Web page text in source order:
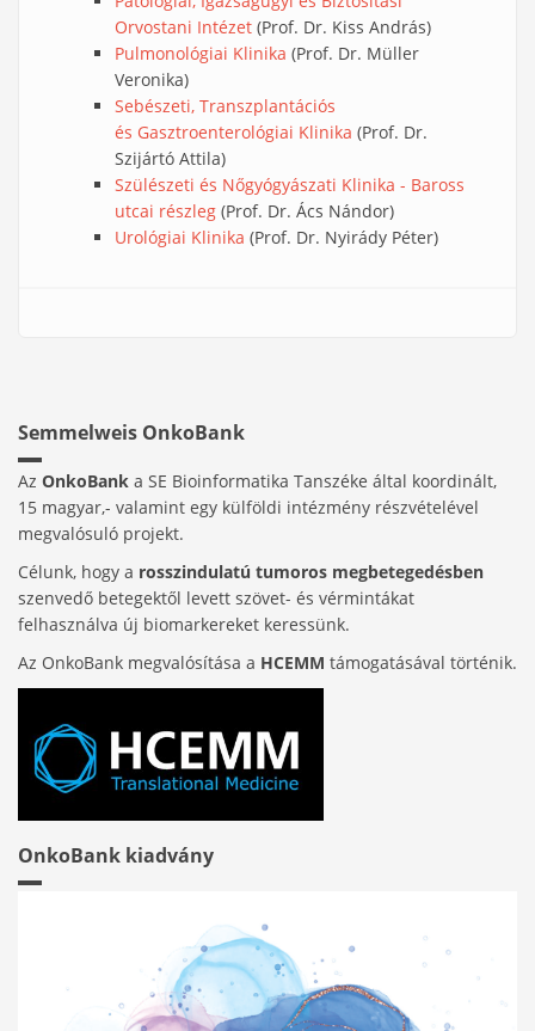
Orvostani Intézet (Prof. Dr. Kiss András)
Pulmonológiai Klinika (Prof. Dr. Müller
Veronika)
Sebészeti, Transzplantációs
és Gasztroenterológiai Klinika (Prof. Dr.
Szijártó Attila)
Szülészeti és Nőgyógyászati Klinika - Baross
utcai részleg (Prof. Dr. Ács Nándor)
Urológiai Klinika (Prof. Dr. Nyirády Péter)
Semmelweis OnkoBank
Az OnkoBank a SE Bioinformatika Tanszéke által koordinált,
15 magyar,- valamint egy külföldi intézmény részvételével
megvalósuló projekt.
Célunk, hogy a rosszindulatú tumoros megbetegedésben
szenvedő betegektől levett szövet- és vérmintákat
felhasználva új biomarkereket keressünk.
Az OnkoBank megvalósítása a HCEMM támogatásával történik.
OnkoBank kiadvány